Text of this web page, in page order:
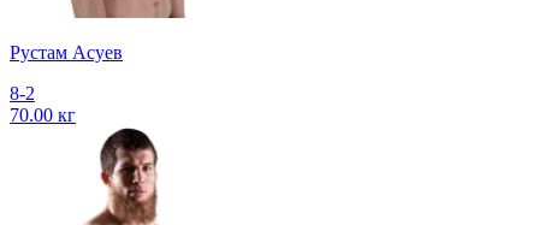
Рустам Асуев
8-2
70.00 кг